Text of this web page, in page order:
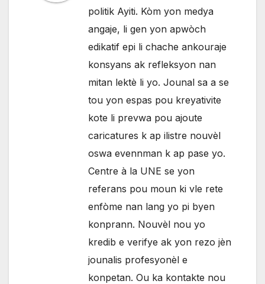
politik Ayiti. Kòm yon medya
angaje, li gen yon apwòch
edikatif epi li chache ankouraje
konsyans ak refleksyon nan
mitan lektè li yo. Jounal sa a se
tou yon espas pou kreyativite
kote li prevwa pou ajoute
caricatures k ap ilistre nouvèl
oswa evennman k ap pase yo.
Centre à la UNE se yon
referans pou moun ki vle rete
enfòme nan lang yo pi byen
konprann. Nouvèl nou yo
kredib e verifye ak yon rezo jèn
jounalis profesyonèl e
konpetan. Ou ka kontakte nou